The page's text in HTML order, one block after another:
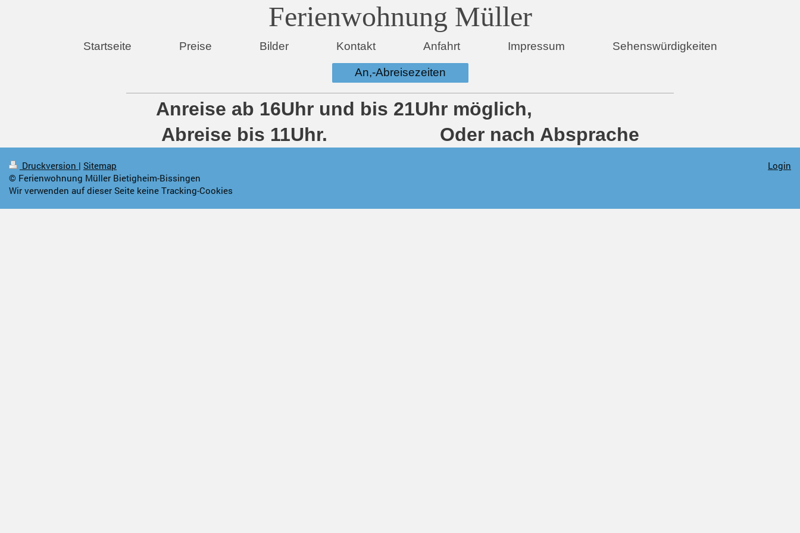
Ferienwohnung Müller
Startseite Preise Bilder Kontakt Anfahrt Impressum Sehenswürdigkeiten
An,-Abreisezeiten
Anreise ab 16Uhr und bis 21Uhr möglich,
Abreise bis 11Uhr. Oder nach Absprache
Druckversion | Sitemap
© Ferienwohnung Müller Bietigheim-Bissingen
Wir verwenden auf dieser Seite keine Tracking-Cookies
Login